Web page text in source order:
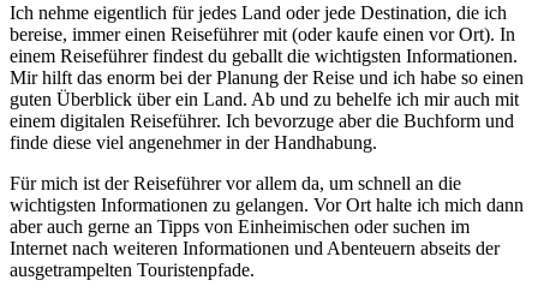
Ich nehme eigentlich für jedes Land oder jede Destination, die ich
bereise, immer einen Reiseführer mit (oder kaufe einen vor Ort). In
einem Reiseführer findest du geballt die wichtigsten Informationen.
Mir hilft das enorm bei der Planung der Reise und ich habe so einen
guten Überblick über ein Land. Ab und zu behelfe ich mir auch mit
einem digitalen Reiseführer. Ich bevorzuge aber die Buchform und
finde diese viel angenehmer in der Handhabung.
Für mich ist der Reiseführer vor allem da, um schnell an die
wichtigsten Informationen zu gelangen. Vor Ort halte ich mich dann
aber auch gerne an Tipps von Einheimischen oder suchen im
Internet nach weiteren Informationen und Abenteuern abseits der
ausgetrampelten Touristenpfade.